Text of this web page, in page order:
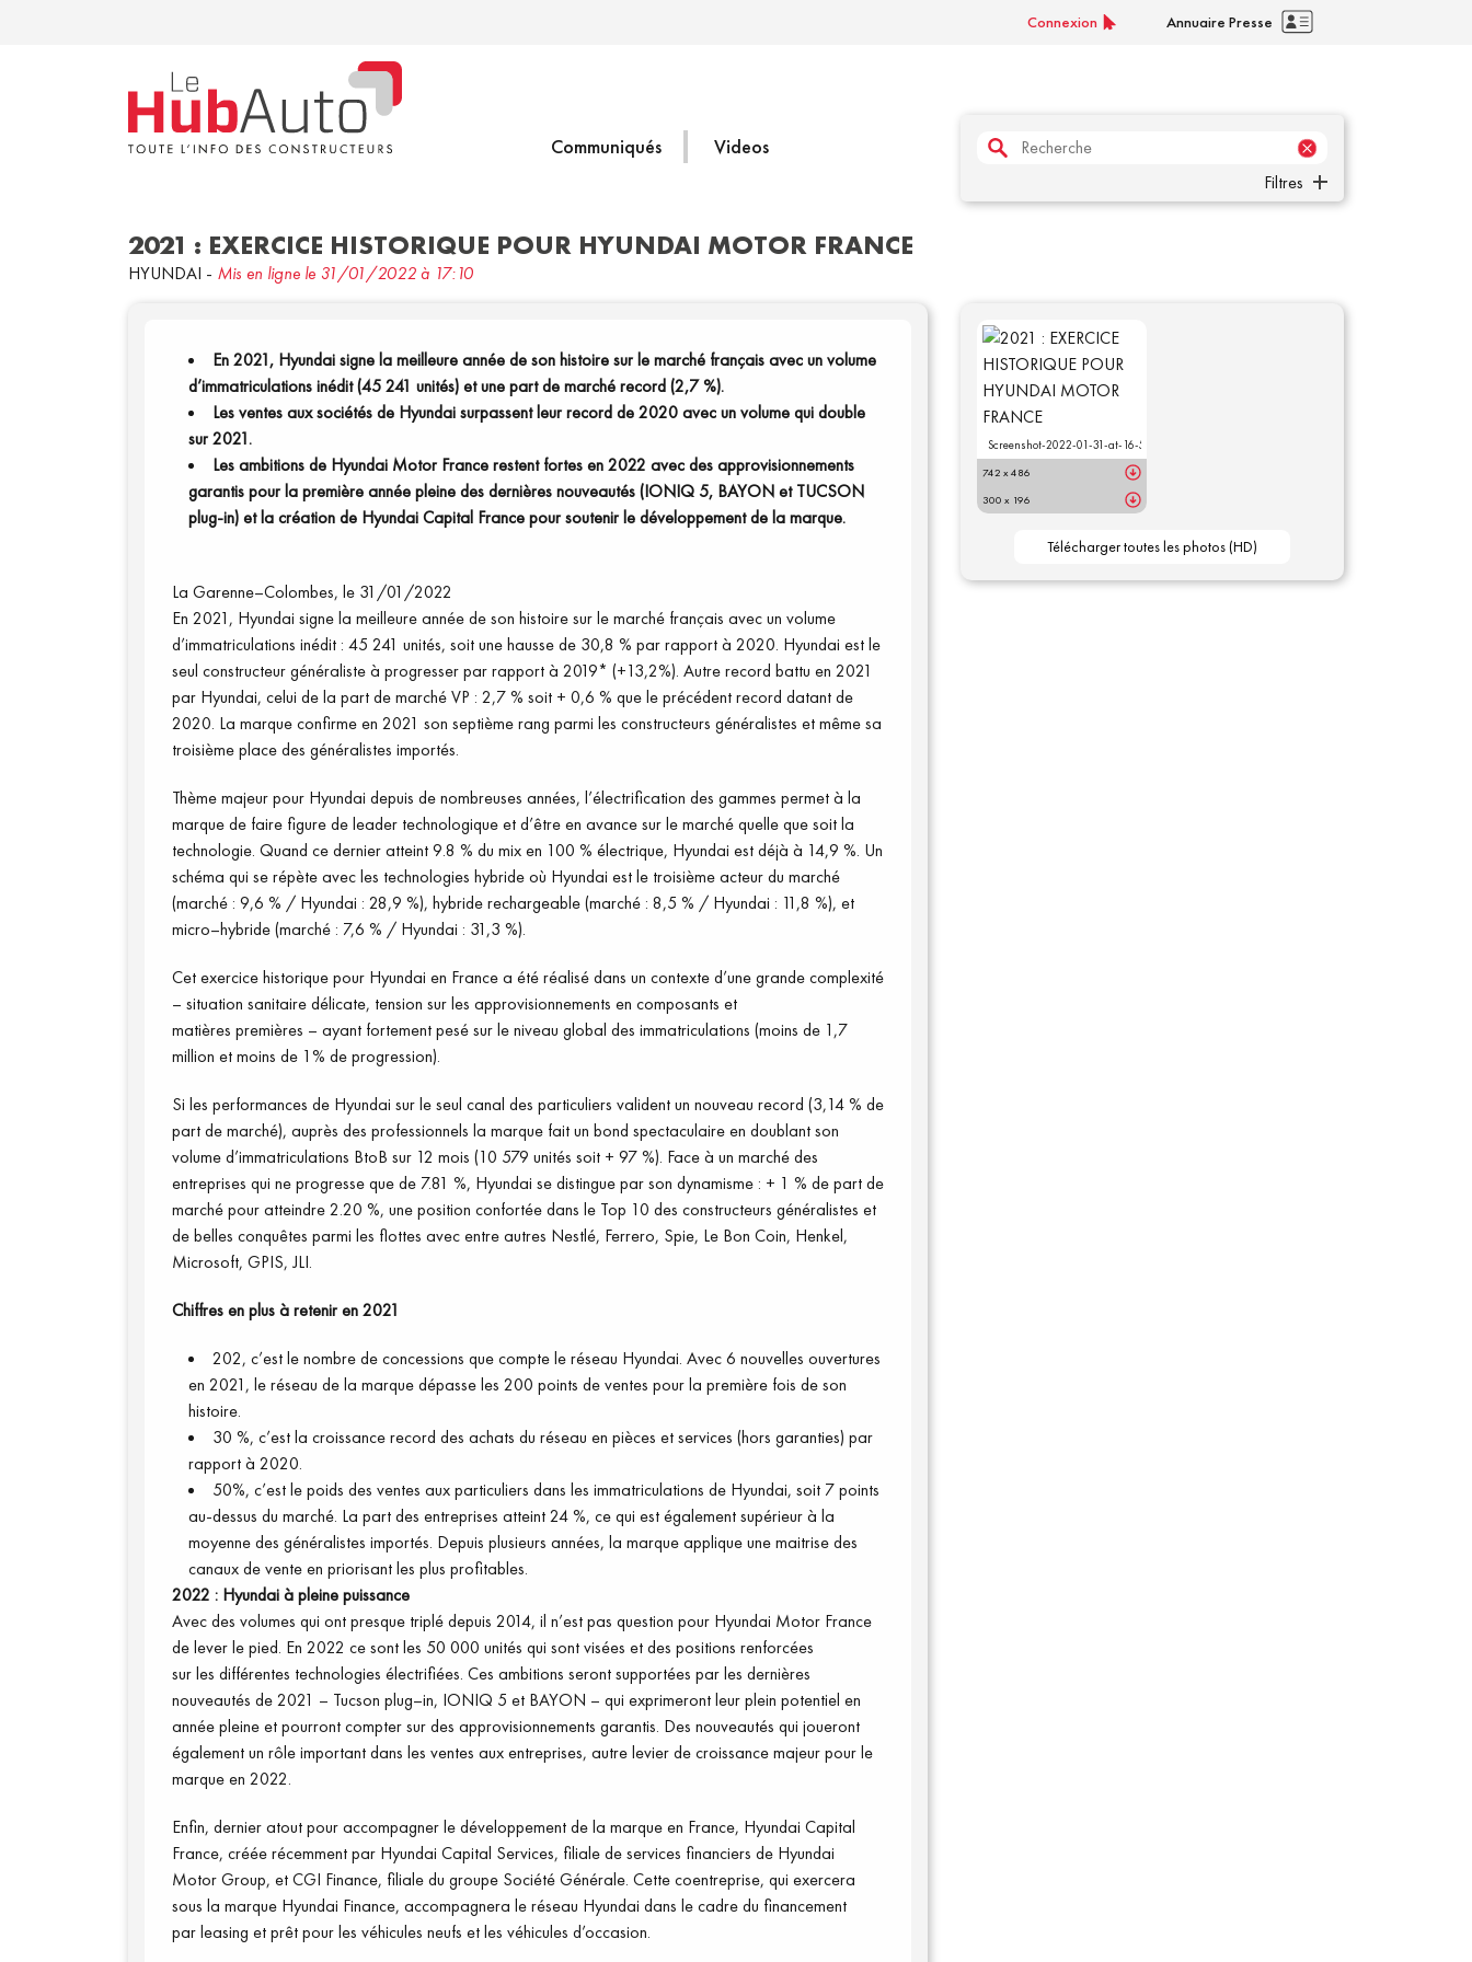
Connexion Annuaire Presse
Communiqués Videos
Filtres
Filtrer par date
2021 : EXERCICE HISTORIQUE POUR HYUNDAI MOTOR FRANCE
HYUNDAI - Mis en ligne le 31/01/2022 à 17:10
En 2021, Hyundai signe la meilleure année de son histoire sur le marché français avec un volume
d’immatriculations inédit (45 241 unités) et une part de marché record (2,7 %).
Les ventes aux sociétés de Hyundai surpassent leur record de 2020 avec un volume qui double
sur 2021.
Les ambitions de Hyundai Motor France restent fortes en 2022 avec des approvisionnements
garantis pour la première année pleine des dernières nouveautés (IONIQ 5, BAYON et TUCSON
plug-in) et la création de Hyundai Capital France pour soutenir le développement de la marque.
La Garenne–Colombes, le 31/01/2022
En 2021, Hyundai signe la meilleure année de son histoire sur le marché français avec un volume
d’immatriculations inédit : 45 241 unités, soit une hausse de 30,8 % par rapport à 2020. Hyundai estle
seul constructeur généraliste à progresser par rapport à 2019* (+13,2%). Autre record battu en 2021
par Hyundai, celui de la part de marchéVP : 2,7 % soit + 0,6 % que le précédent record datant de
2020. La marque confirme en 2021 son septième rang parmi les constructeurs généralistes et mêmesa
troisième place des généralistes importés.
Thème majeur pour Hyundai depuis de nombreuses années, l’électrification des gammes permet à la
marque de faire figure de leader technologique et d’être en avance sur le marché quelle que soitla
technologie. Quand ce dernier atteint 9.8 % du mix en 100 % électrique, Hyundai est déjà à 14,9 %. Un
schéma qui se répète avec les technologies hybrideoù Hyundai est le troisième acteur du marché
(marché : 9,6 % / Hyundai : 28,9 %), hybride rechargeable (marché : 8,5 % / Hyundai : 11,8 %), et
micro–hybride (marché : 7,6 % / Hyundai : 31,3 %).
Cet exercice historique pour Hyundai en France a été réalisé dans un contexte d’une grande complexité
– situation sanitaire délicate, tension sur les approvisionnements en composants et
matières premières – ayant fortement pesé sur le niveau global des immatriculations (moins de 1,7
million et moins de 1% de progression).
Si les performances de Hyundai sur le seul canal des particuliers valident un nouveau record (3,14 % de
part de marché), auprès des professionnels la marque fait un bond spectaculaire en doublant son
volume d’immatriculations BtoB sur 12 mois (10 579 unités soit + 97 %). Face à un marché des
entreprises qui ne progresse que de 7.81 %, Hyundai se distingue par son dynamisme : + 1 % de part de
marché pour atteindre 2.20 %, une position confortée dans le Top 10 des constructeurs généralistes et
de belles conquêtes parmi les flottes avec entre autres Nestlé, Ferrero, Spie, Le Bon Coin, Henkel,
Microsoft, GPIS, JLI.
Chiffres en plus à retenir en 2021
202, c’est le nombre de concessions que compte le réseau Hyundai. Avec 6 nouvelles ouvertures
en 2021, le réseau de la marque dépasse les 200 points de ventes pour la première fois de son
histoire.
30 %, c’est la croissance record des achats du réseau en pièces et services (hors garanties) par
rapport à 2020.
50%, c’est le poids des ventes aux particuliers dans les immatriculations de Hyundai, soit 7 points
au-dessus du marché. La part des entreprises atteint 24 %, ce qui est également supérieur à la
moyenne des généralistes importés. Depuis plusieurs années, la marque applique une maitrise des
canaux de vente en priorisant les plus profitables.
2022 : Hyundai à pleine puissance
Avec des volumes qui ont presque triplé depuis 2014, il n’est pas question pour Hyundai Motor France
de lever le pied. En 2022 ce sont les 50 000 unités qui sont visées et des positions renforcées
sur les différentes technologies électrifiées. Ces ambitions seront supportées par les dernières
nouveautés de 2021 – Tucson plug–in, IONIQ 5 et BAYON – qui exprimeront leur plein potentiel en
année pleine et pourront compter sur des approvisionnements garantis. Des nouveautés qui joueront
également un rôle important dans les ventes aux entreprises, autre levier de croissancemajeur pour le
marque en 2022.
Enfin, dernier atout pour accompagnerle développementde la marque en France, Hyundai Capital
France, créée récemment par Hyundai Capital Services, filiale de services financiers de Hyundai
Motor Group, et CGI Finance, filiale du groupe Société Générale. Cette coentreprise, qui exercera
sous la marque Hyundai Finance, accompagnera le réseau Hyundai dans le cadre du financement
par leasing et prêt pour les véhicules neufs et les véhicules d’occasion.
Screenshot-2022-01-31-at-16-58-14-20220131-HyundaiMotorFrance-Resultats2021-pdf.jpg
742 x 486
300 x 196